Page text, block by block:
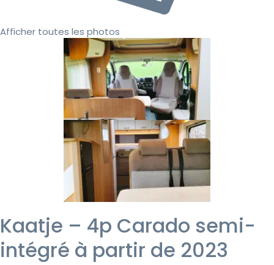
Afficher toutes les photos
Kaatje – 4p Carado semi-
intégré à partir de 2023